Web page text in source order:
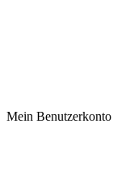
Mein Benutzerkonto